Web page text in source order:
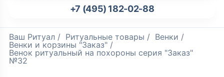
+7 (495) 182-02-88
Ваш Ритуал / Ритуальные товары / Венки /
Венки и корзины "Заказ" /
Венок ритуальный на похороны серия "Заказ"
№32